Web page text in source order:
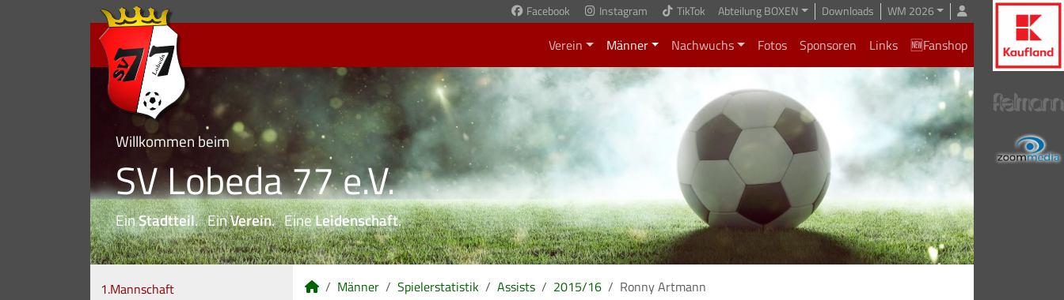
Facebook Instagram TikTok Abteilung BOXEN Downloads WM 2026
Verein Männer Nachwuchs Fotos Sponsoren Links 🆕Fanshop
Willkommen beim
SV Lobeda 77 e.V.
EinStadtteil. EinVerein. EineLeidenschaft.
1.Mannschaft
Männer Spielerstatistik Assists 2015/16 Ronny Artmann